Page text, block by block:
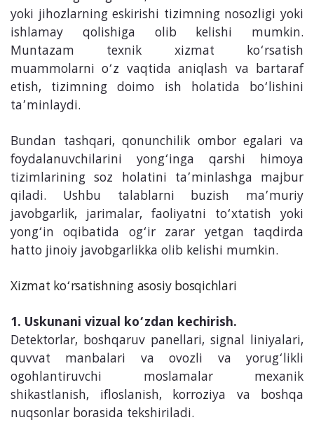
yoki jihozlarning eskirishi tizimning nosozligi yoki
ishlamay qolishiga olib kelishi mumkin.
Muntazam texnik xizmat ko‘rsatish
muammolarni o‘z vaqtida aniqlash va bartaraf
etish, tizimning doimo ish holatida bo‘lishini
ta’minlaydi.
Bundan tashqari, qonunchilik ombor egalari va
foydalanuvchilarini yong‘inga qarshi himoya
tizimlarining soz holatini ta’minlashga majbur
qiladi. Ushbu talablarni buzish ma’muriy
javobgarlik, jarimalar, faoliyatni to‘xtatish yoki
yong‘in oqibatida og‘ir zarar yetgan taqdirda
hatto jinoiy javobgarlikka olib kelishi mumkin.
Xizmat ko‘rsatishning asosiy bosqichlari
1. Uskunani vizual ko‘zdan kechirish.
Detektorlar, boshqaruv panellari, signal liniyalari,
quvvat manbalari va ovozli va yorug‘likli
ogohlantiruvchi moslamalar mexanik
shikastlanish, ifloslanish, korroziya va boshqa
nuqsonlar borasida tekshiriladi.